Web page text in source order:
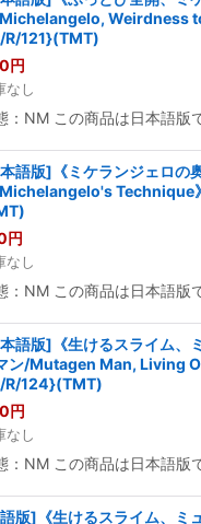
絞り込む
Weirdness to
R/121}(TMT)
円
なし
：NM この商品は日本語版
語版]《ミケランジェロの
Technique
円
なし
：NM この商品は日本語版
語版]《生けるスライム、
ン/Mutagen Man, Living
R/124}(TMT)
円
なし
：NM この商品は日本語版
版]《生けるスライム、ミ